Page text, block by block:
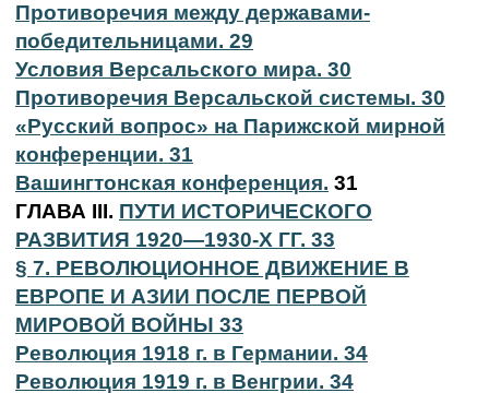
Противоречия между державами-
победительницами. 29
Условия Версальского мира. 30
Противоречия Версальской системы. 30
«Русский вопрос» на Парижской мирной
конференции. 31
Вашингтонская конференция. 31
ГЛАВА III. ПУТИ ИСТОРИЧЕСКОГО
РАЗВИТИЯ 1920—1930-Х ГГ. 33
§ 7. РЕВОЛЮЦИОННОЕ ДВИЖЕНИЕ В
ЕВРОПЕ И АЗИИ ПОСЛЕ ПЕРВОЙ
МИРОВОЙ ВОЙНЫ 33
Революция 1918 г. в Германии. 34
Революция 1919 г. в Венгрии. 34